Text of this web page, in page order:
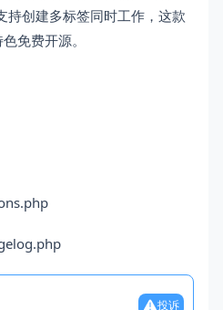
持创建多标签同时工作，这款
免费开源。
投诉